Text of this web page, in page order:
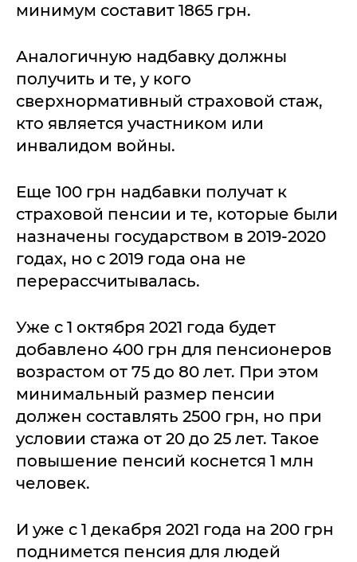
минимум составит 1865 грн.
Аналогичную надбавку должны
получить и те, у кого
сверхнормативный страховой стаж,
кто является участником или
инвалидом войны.
Еще 100 грн надбавки получат к
страховой пенсии и те, которые были
назначены государством в 2019-2020
годах, но с 2019 года она не
перерассчитывалась.
Уже с 1 октября 2021 года будет
добавлено 400 грн для пенсионеров
возрастом от 75 до 80 лет. При этом
минимальный размер пенсии
должен составлять 2500 грн, но при
условии стажа от 20 до 25 лет. Такое
повышение пенсий коснется 1 млн
человек.
И уже с 1 декабря 2021 года на 200 грн
поднимется пенсия для людей